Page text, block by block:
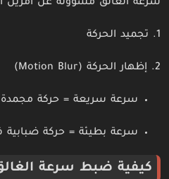
سرعة الغالق مسؤولة عن أمرين
1. تجميد الحركة
2. إظهار الحركة (Motion Blur)
سرعة سريعة = حركة مجمدة
سرعة بطيئة = حركة ضبابية
كيفية ضبط سرعة